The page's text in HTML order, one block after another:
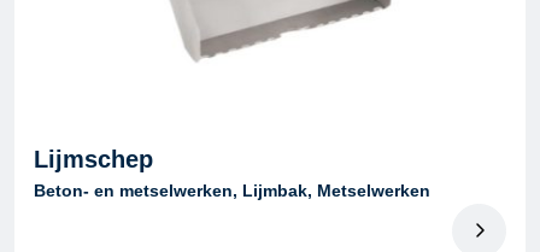
Lijmschep
Beton- en metselwerken, Lijmbak, Metselwerken